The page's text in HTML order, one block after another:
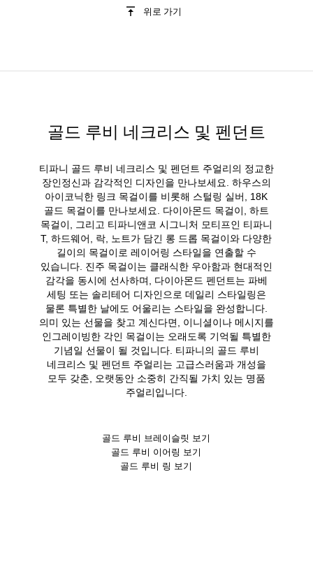
위로 가기
골드 루비 네크리스 및 펜던트
티파니 골드 루비 네크리스 및 펜던트 주얼리의 정교한
장인정신과 감각적인 디자인을 만나보세요. 하우스의
아이코닉한 링크 목걸이를 비롯해 스털링 실버, 18K
골드 목걸이를 만나보세요. 다이아몬드 목걸이, 하트
목걸이, 그리고 티파니앤코 시그니처 모티프인 티파니
T, 하드웨어, 락, 노트가 담긴 롱 드롭 목걸이와 다양한
길이의 목걸이로 레이어링 스타일을 연출할 수
있습니다. 진주 목걸이는 클래식한 우아함과 현대적인
감각을 동시에 선사하며, 다이아몬드 펜던트는 파베
세팅 또는 솔리테어 디자인으로 데일리 스타일링은
물론 특별한 날에도 어울리는 스타일을 완성합니다.
의미 있는 선물을 찾고 계신다면, 이니셜이나 메시지를
인그레이빙한 각인 목걸이는 오래도록 기억될 특별한
기념일 선물이 될 것입니다. 티파니의 골드 루비
네크리스 및 펜던트 주얼리는 고급스러움과 개성을
모두 갖춘, 오랫동안 소중히 간직될 가치 있는 명품
주얼리입니다.
골드 루비 브레이슬릿 보기
골드 루비 이어링 보기
골드 루비 링 보기